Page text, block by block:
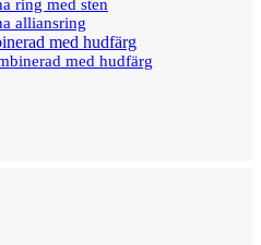
ring med sten
alliansring
med hudfärg